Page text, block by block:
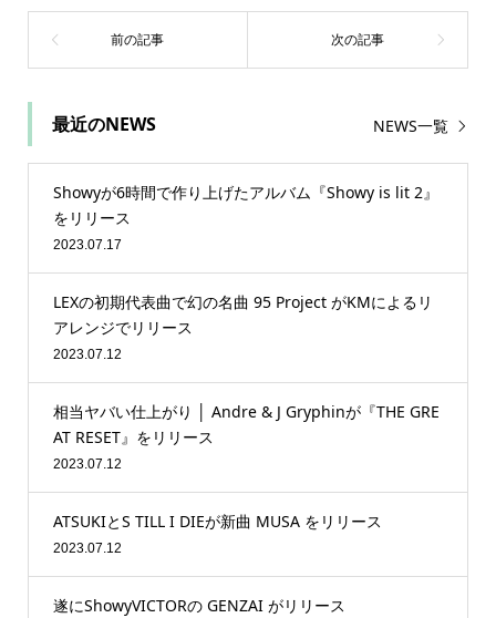
最近のNEWS NEWS一覧
Showyが6時間で作り上げたアルバム『Showy is lit 2』
をリリース
2023.07.17
LEXの初期代表曲で幻の名曲 95 Project がKMによるリ
アレンジでリリース
2023.07.12
相当ヤバい仕上がり │ Andre & J Gryphinが『THE GRE
AT RESET』をリリース
2023.07.12
ATSUKIとS TILL I DIEが新曲 MUSA をリリース
2023.07.12
遂にShowyVICTORの GENZAI がリリース